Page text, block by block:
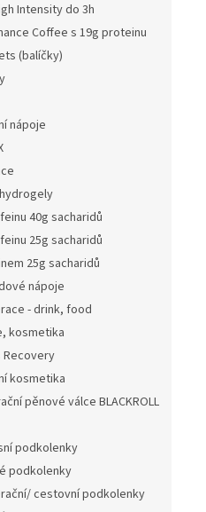
Intensity do 3h
Coffee s 19g proteinu
(balíčky)
nápoje
40g sacharidů
25g sacharidů
25g sacharidů
nápoje
- drink, food
kosmetika
kosmetika
pěnové válce BLACKROLL
podkolenky
podkolenky
cestovní podkolenky